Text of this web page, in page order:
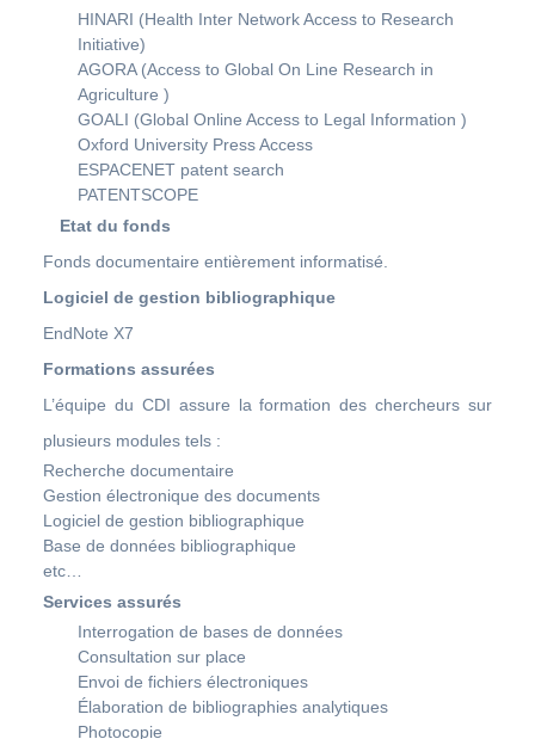
HINARI (Health Inter Network Access to Research
Initiative)
AGORA (Access to Global On Line Research in
Agriculture )
GOALI (Global Online Access to Legal Information )
Oxford University Press Access
ESPACENET patent search
PATENTSCOPE
Etat du fonds
Fonds documentaire entièrement informatisé.
Logiciel de gestion bibliographique
EndNote X7
Formations assurées
L’équipe du CDI assure la formation des chercheurs sur
plusieurs modules tels :
Recherche documentaire
Gestion électronique des documents
Logiciel de gestion bibliographique
Base de données bibliographique
etc…
Services assurés
Interrogation de bases de données
Consultation sur place
Envoi de fichiers électroniques
Élaboration de bibliographies analytiques
Photocopie